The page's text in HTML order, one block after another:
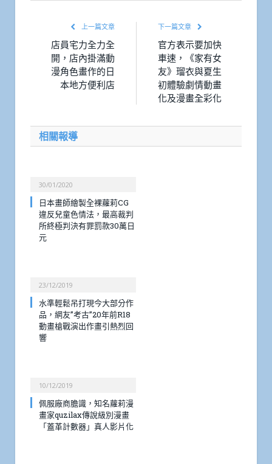
上一篇文章
店員宅力全力全
開，店內掛滿動
漫角色畫作的日
本地方便利店
下一篇文章
官方表示要加快
車速，《家有女
友》瑠衣與夏生
初體驗劇情動畫
化及漫畫全彩化
相關報導
30/01/2020
日本畫師繪製全裸蘿莉CG
違反兒童色情法，最高裁判
所終極判決有罪罰款30萬日
元
23/12/2019
水準輕鬆吊打現今大部分作
品，網友”考古”20年前R18
動畫槍戰演出作畫引熱烈回
響
10/12/2019
佩服廠商膽識，知名蘿莉漫
畫家quzilax傳說級別漫畫
「蓋革計數器」真人影片化